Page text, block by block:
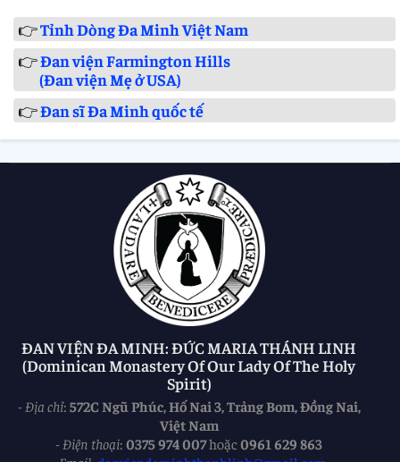
👉Tỉnh Dòng Đa Minh Việt Nam
👉Đan viện Farmington Hills
(Đan viện Mẹ ở USA)
👉Đan sĩ Đa Minh quốc tế
ĐAN VIỆN ĐA MINH: ĐỨC MARIA THÁNH LINH
(Dominican Monastery Of Our Lady Of The Holy
Spirit)
- Địa chỉ: 572C Ngũ Phúc, Hố Nai 3, Trảng Bom, Đồng Nai,
Việt Nam
- Điện thoại: 0375 974 007hoặc0961 629 863